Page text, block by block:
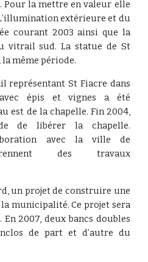
Pour la mettre en valeur elle
extérieure et du
courant 2003 ainsi que la
vitrail sud. La statue de St
même période.
représentant St Fiacre dans
épis et vignes a été
est de la chapelle. Fin 2004,
de libérer la chapelle.
avec la ville de
des travaux
un projet de construire une
municipalité. Ce projet sera
2007, deux bancs doubles
de part et d’autre du